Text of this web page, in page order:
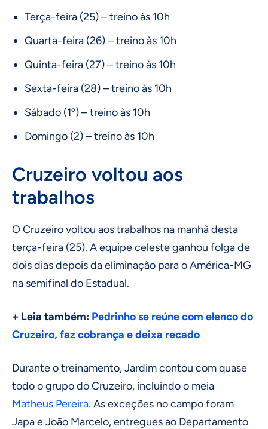
Terça-feira (25) – treino às 10h
Quarta-feira (26) – treino às 10h
Quinta-feira (27) – treino às 10h
Sexta-feira (28) – treino às 10h
Sábado (1º) – treino às 10h
Domingo (2) – treino às 10h
Cruzeiro voltou aos
trabalhos
O Cruzeiro voltou aos trabalhos na manhã desta
terça-feira (25). A equipe celeste ganhou folga de
dois dias depois da eliminação para o América-MG
na semifinal do Estadual.
+ Leia também: Pedrinho se reúne com elenco do
Cruzeiro, faz cobrança e deixa recado
Durante o treinamento, Jardim contou com quase
todo o grupo do Cruzeiro, incluindo o meia
Matheus Pereira. As exceções no campo foram
Japa e João Marcelo, entregues ao Departamento